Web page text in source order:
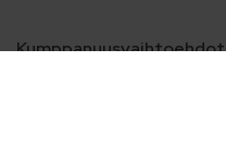
Kumppanuusvaihtoehdot